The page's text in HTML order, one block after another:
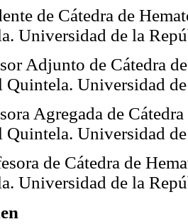
de Cátedra de
Universidad de la
Adjunto de Cátedra
Quintela. Universidad
Agregada de
Quintela. Universidad
de Cátedra de
Universidad de la